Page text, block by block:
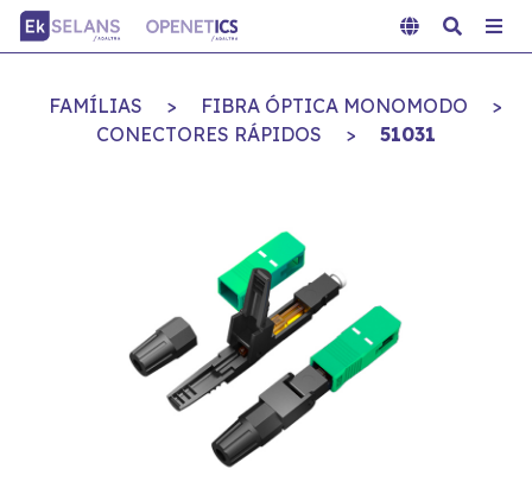
FAMÍLIAS > FIBRA ÓPTICA MONOMODO
>
CONECTORES RÁPIDOS
> 51031